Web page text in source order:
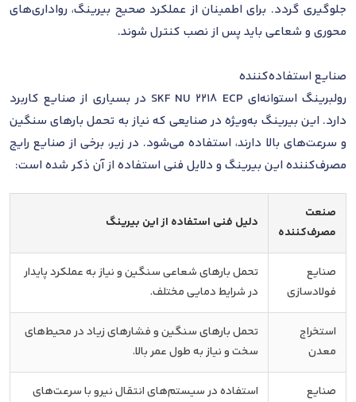
جلوگیری گردد. برای اطمینان از عملکرد صحیح بیرینگ، رواداری‌های
محوری و شعاعی باید پس از نصب کنترل شوند.
صنایع استفاده‌کننده
رولبرینگ استوانه‌ای SKF NU 2218 ECP در بسیاری از صنایع کاربرد
دارد. این بیرینگ به‌ویژه در صنایعی که نیاز به تحمل بارهای سنگین
و سرعت‌های بالا دارند، استفاده می‌شود. در زیر، برخی از صنایع رایج
مصرف‌کننده این بیرینگ و دلایل فنی استفاده از آن ذکر شده است:
صنعت
مصرف‌کننده
دلیل فنی استفاده از این بیرینگ
صنایع
فولادسازی
تحمل بارهای شعاعی سنگین و نیاز به عملکرد پایدار
در شرایط دمایی مختلف.
استخراج
معدن
تحمل بارهای سنگین و فشارهای زیاد در محیط‌های
سخت و نیاز به طول عمر بالا.
صنایع
استفاده در سیستم‌های انتقال نیرو با سرعت‌های